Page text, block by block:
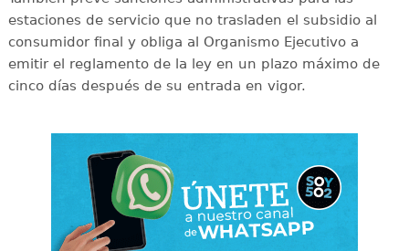
estaciones de servicio que no trasladen el subsidio al
consumidor final y obliga al Organismo Ejecutivo a
emitir el reglamento de la ley en un plazo máximo de
cinco días después de su entrada en vigor.